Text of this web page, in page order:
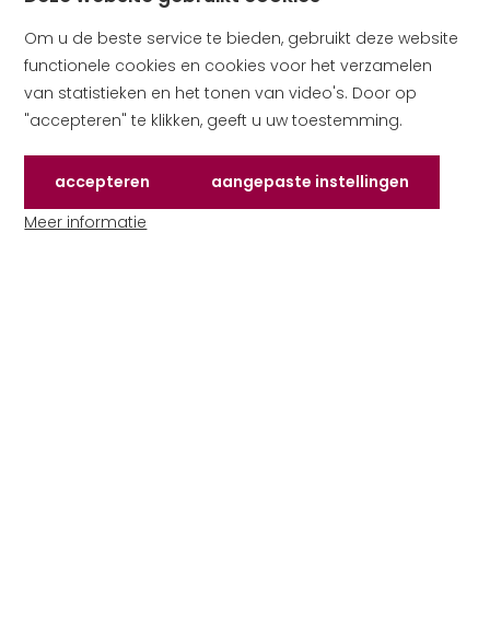
Om u de beste service te bieden, gebruikt deze website
functionele cookies en cookies voor het verzamelen
van statistieken en het tonen van video's. Door op
"accepteren" te klikken, geeft u uw toestemming.
Accepteren
de cookies die deze website gebruikt
Aangepaste instellingen
van cookies om te
Meer informatie